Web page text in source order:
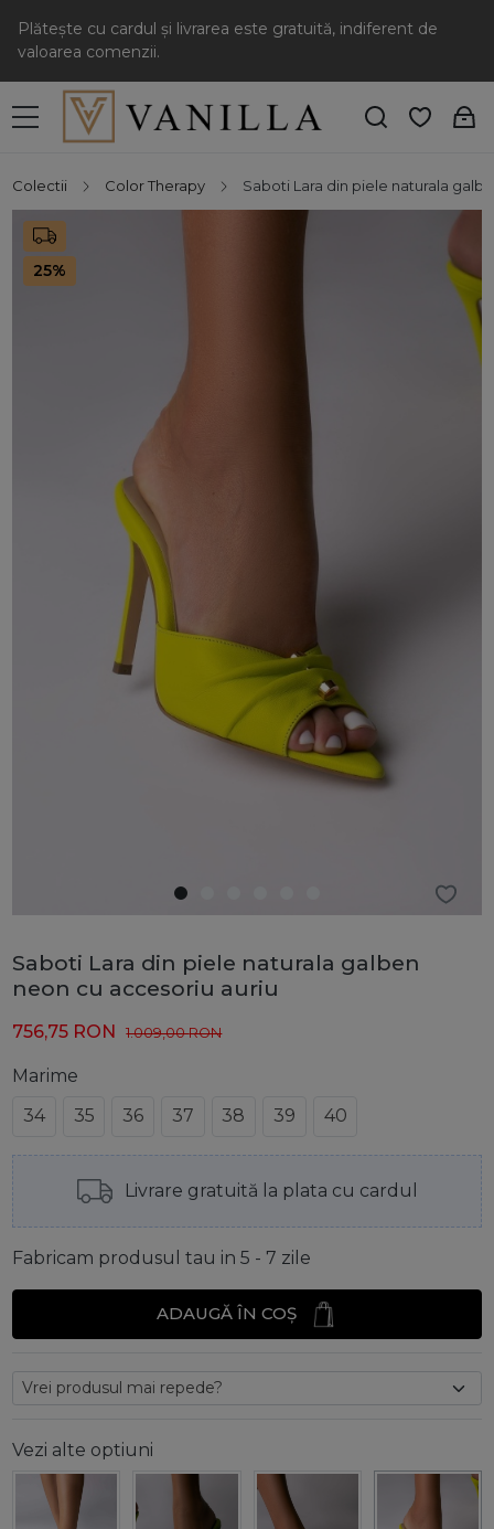
Plătește cu cardul și livrarea este gratuită, indiferent de
valoarea comenzii.
Colectii Color Therapy Saboti Lara din piele naturala
25%
Saboti Lara din piele naturala galben
neon cu accesoriu auriu
756,75 RON 1.009,00RON
Marime
34
35 36 37 38 39 40
Livrare gratuită la plata cu cardul
Fabricam produsul tau in 5 - 7 zile
ADAUGĂ ÎN COȘ
Vezi alte optiuni